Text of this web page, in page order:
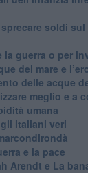
sprecare soldi
la guerra o per
del mare e
delle acque
meglio e a
umana
italiani veri
e la pace
Arendt e La